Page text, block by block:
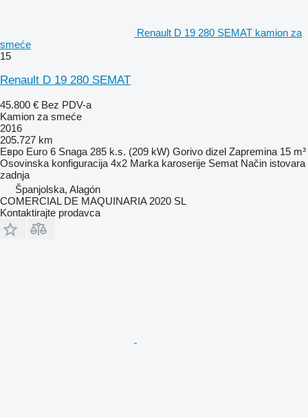
Renault D 19 280 SEMAT kamion za
smeće
15
Renault D 19 280 SEMAT
45.800 € Bez PDV-a
Kamion za smeće
2016
205.727 km
Евро Euro 6 Snaga 285 k.s. (209 kW) Gorivo dizel Zapremina 15 m³
Osovinska konfiguracija 4x2 Marka karoserije Semat Način istovara
zadnja
Španjolska, Alagón
COMERCIAL DE MAQUINARIA 2020 SL
Kontaktirajte prodavca